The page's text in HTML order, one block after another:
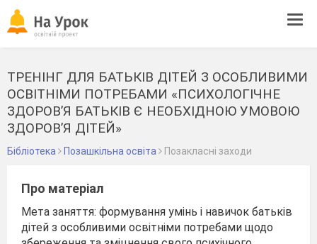
ТРЕНІНГ ДЛЯ БАТЬКІВ ДІТЕЙ З ОСОБЛИВИМИ
ОСВІТНІМИ ПОТРЕБАМИ «ПСИХОЛОГІЧНЕ
ЗДОРОВ’Я БАТЬКІВ Є НЕОБХІДНОЮ УМОВОЮ
ЗДОРОВ’Я ДІТЕЙ»
Бібліотека Позашкільна освіта Позакласні заходи
Про матеріал
Мета заняття: формування умінь і навичок батьків
дітей з особливими освітніми потребами щодо